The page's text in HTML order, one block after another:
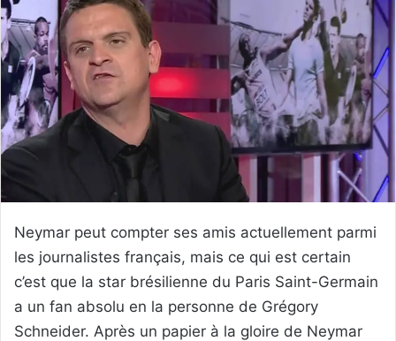
Neymar peut compter ses amis actuellement parmi
les journalistes français, mais ce qui est certain
c’est que la star brésilienne du Paris Saint-Germain
a un fan absolu en la personne de Grégory
Schneider. Après un papier à la gloire de Neymar